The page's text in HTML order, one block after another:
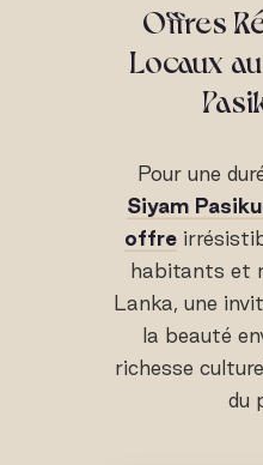
Offres
Locaux
Pour une
Siyam
offre
habitants et
Lanka, une
la beauté
richesse
du